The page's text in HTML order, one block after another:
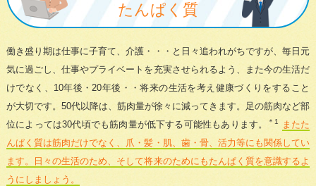
たんぱく質
働き盛り期は仕事に子育て、介護・・・と日々追われがちですが、毎日元
気に過ごし、仕事やプライベートを充実させられるよう、また今の生活だ
けでなく、10年後・20年後・・将来の生活を考え健康づくりをすること
が大切です。50代以降は、筋肉量が徐々に減ってきます。足の筋肉など部
位によっては30代頃でも筋肉量が低下する可能性もあります。
＊1
またた
んぱく質は筋肉だけでなく、爪・髪・肌、歯・骨、活力等にも関係してい
ます。日々の生活のため、そして将来のためにもたんぱく質を意識するよ
うにしましょう。